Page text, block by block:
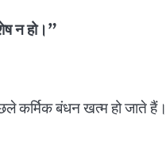
न हो।”
कर्मिक बंधन खत्म हो जाते